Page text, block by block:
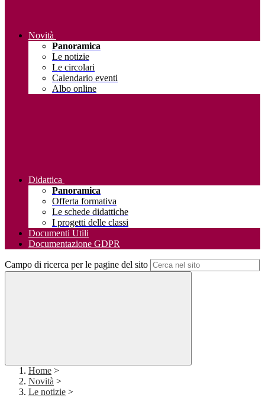
Novità
Panoramica
Le notizie
Le circolari
Calendario eventi
Albo online
Didattica
Panoramica
Offerta formativa
Le schede didattiche
I progetti delle classi
Documenti Utili
Documentazione GDPR
Campo di ricerca per le pagine del sito
Home >
Novità >
Le notizie >